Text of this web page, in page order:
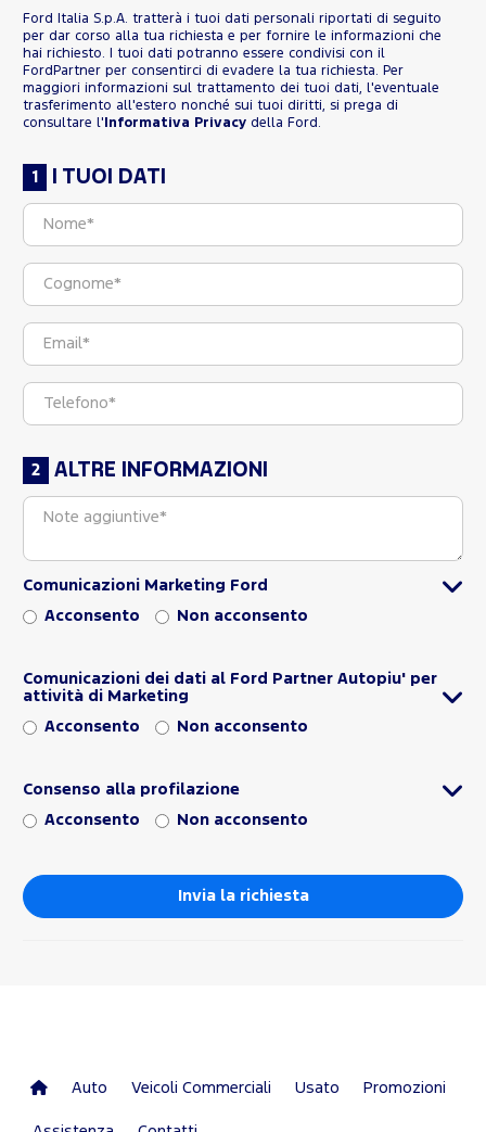
Ford Italia S.p.A. tratterà i tuoi dati personali riportati di seguito
per dar corso alla tua richiesta e per fornire le informazioni che
hai richiesto. I tuoi dati potranno essere condivisi con il
FordPartner per consentirci di evadere la tua richiesta. Per
maggiori informazioni sul trattamento dei tuoi dati, l'eventuale
trasferimento all'estero nonché sui tuoi diritti, si prega di
consultare l' Informativa Privacy della Ford.
I TUOI DATI
ALTRE INFORMAZIONI
Comunicazioni Marketing Ford
Acconsento Non acconsento
Comunicazioni dei dati al Ford Partner Autopiu' per
attività di Marketing
Acconsento Non acconsento
Consenso alla profilazione
Acconsento Non acconsento
Auto Veicoli Commerciali Usato Promozioni